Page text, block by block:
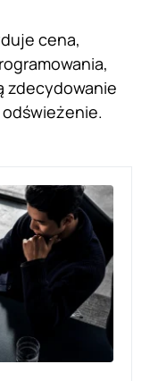
cena,
zdecydowanie